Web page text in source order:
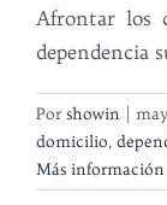
Afrontar los
dependencia
Porshowin
domicilio,
Más información